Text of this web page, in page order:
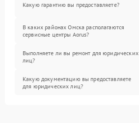
Какую гарантию вы предоставляете?
В каких районах Омска располагаются
сервисные центры Aorus?
Выполняете ли вы ремонт для юридических
лиц?
Какую документацию вы предоставляете
для юридических лиц?